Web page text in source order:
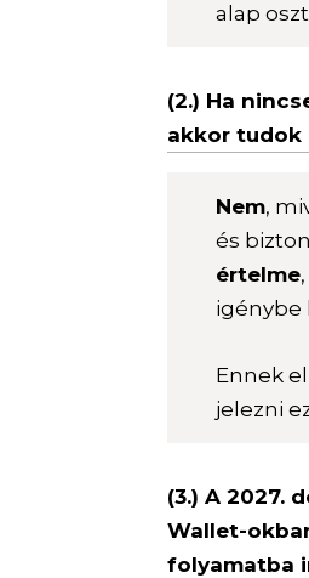
alap
(2.) Ha
akkor tudok
Nem,
és
értelme
igénybe
Ennek
jelezni
(3.) A 2027.
Wallet-
folyamatba